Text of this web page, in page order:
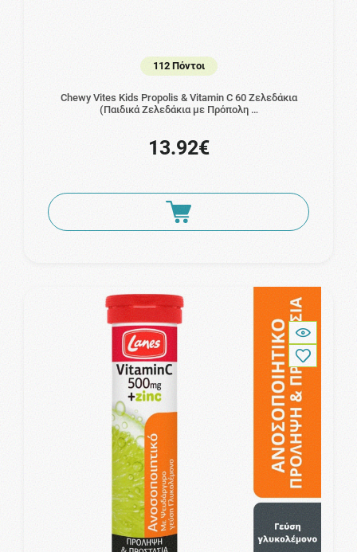
112 Πόντοι
Chewy Vites Kids Propolis & Vitamin C 60 Ζελεδάκια
(Παιδικά Ζελεδάκια με Πρόπολη …
13.92€